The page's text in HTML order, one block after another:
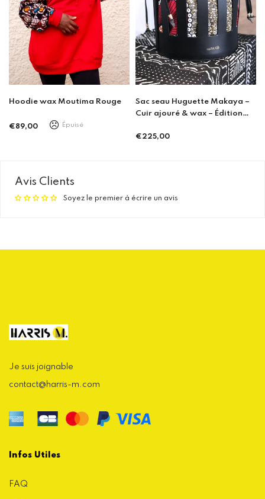
Hoodie wax Moutima Rouge
€89,00 Épuisé
Sac seau Huguette Makaya –
Cuir ajouré & wax – Édition
€225,00
Avis Clients
Soyez le premier à écrire un avis
Je suis joignable
contact@harris-m.com
Infos Utiles
FAQ